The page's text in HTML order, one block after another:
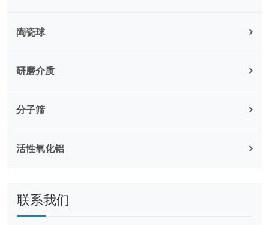
陶瓷球
研磨介质
分子筛
活性氧化铝
联系我们